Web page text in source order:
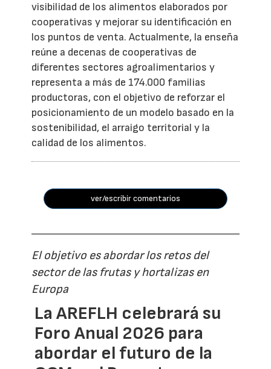
visibilidad de los alimentos elaborados por
cooperativas y mejorar su identificación en
los puntos de venta. Actualmente, la enseña
reúne a decenas de cooperativas de
diferentes sectores agroalimentarios y
representa a más de 174.000 familias
productoras, con el objetivo de reforzar el
posicionamiento de un modelo basado en la
sostenibilidad, el arraigo territorial y la
calidad de los alimentos.
ver/escribir comentarios
El objetivo es abordar los retos del
sector de las frutas y hortalizas en
Europa
La AREFLH celebrará su
Foro Anual 2026 para
abordar el futuro de la